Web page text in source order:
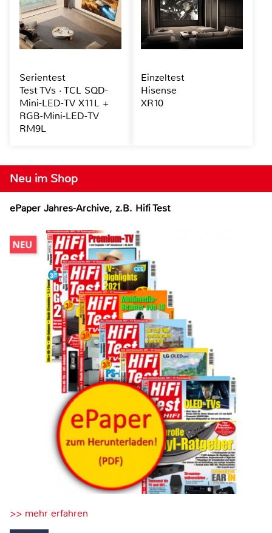
Neu im Shop
ePaper Jahres-Archive, z.B. Hifi Test
>> mehr erfahren
Serientest
Test TVs · TCL SQD-
Mini-LED-TV X11L +
RGB-Mini-LED-TV
RM9L
Einzeltest
Hisense
XR10